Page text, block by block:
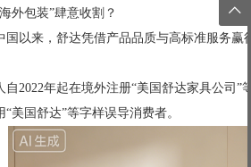
包装”肆意收割？
以来，舒达凭借产品品质与高标准服务赢
年起在境外注册“美国舒达家具公司”
美国舒达”等字样误导消费者。
